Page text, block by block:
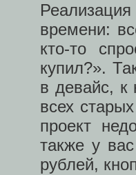
времени:
кто-то
купил?».
в девайс, к
всех
проект
также у
рублей,